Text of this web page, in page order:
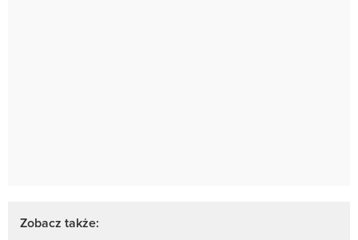
Zobacz także: